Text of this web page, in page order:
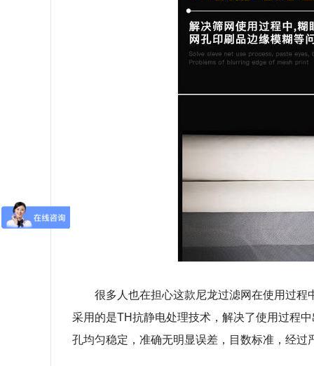
很多人也在担心这款尼龙过滤网在使用过
采用的是TH抗静电处理技术，解决了使用过程
孔均匀稳定，准确无明显误差，目数标准，经过